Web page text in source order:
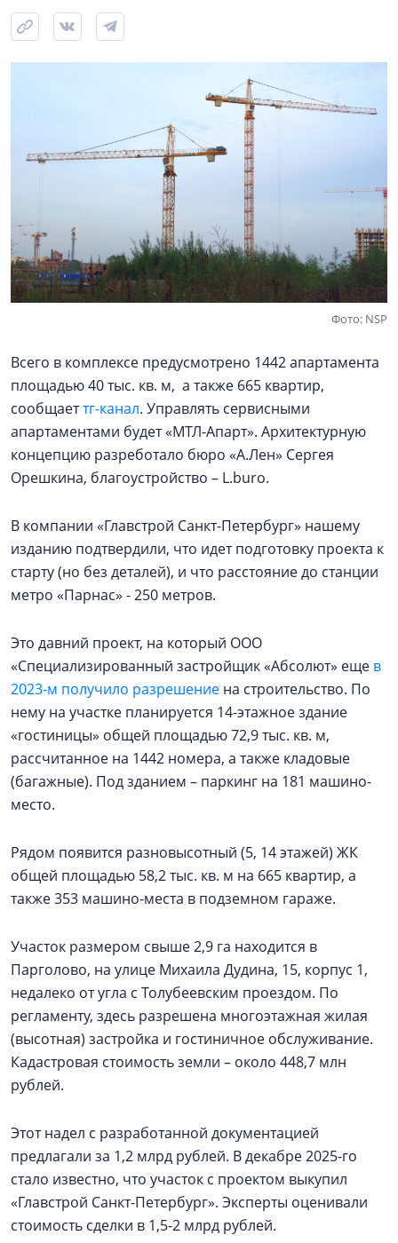
Фото: NSP
Всего в комплексе предусмотрено 1442 апартамента
площадью 40 тыс. кв. м, а также 665 квартир,
сообщаеттг-канал. Управлять сервисными
апартаментами будет «МТЛ-Апарт». Архитектурную
концепцию разреботало бюро «А.Лен» Сергея
Орешкина, благоустройство – L.buro.
В компании «Главстрой Санкт-Петербург» нашему
изданию подтвердили, что идет подготовку проекта к
старту (но без деталей), и что расстояние до станции
метро «Парнас» - 250 метров.
Это давний проект, на который ООО
«Специализированный застройщик «Абсолют» еще в
2023-м получило разрешение на строительство. По
нему на участке планируется 14-этажное здание
«гостиницы» общей площадью 72,9 тыс. кв. м,
рассчитанное на 1442 номера, а также кладовые
(багажные). Под зданием – паркинг на 181 машино-
место.
Рядом появится разновысотный (5, 14 этажей) ЖК
общей площадью 58,2 тыс. кв. м на 665 квартир, а
также 353 машино-места в подземном гараже.
Участок размером свыше 2,9 га находится в
Парголово, на улице Михаила Дудина, 15, корпус 1,
недалеко от угла с Толубеевским проездом. По
регламенту, здесь разрешена многоэтажная жилая
(высотная) застройка и гостиничное обслуживание.
Кадастровая стоимость земли – около 448,7 млн
рублей.
Этот надел с разработанной документацией
предлагали за 1,2 млрд рублей. В декабре 2025-го
стало известно, что участок с проектом выкупил
«Главстрой Санкт-Петербург». Эксперты оценивали
стоимость сделки в 1,5-2 млрд рублей.